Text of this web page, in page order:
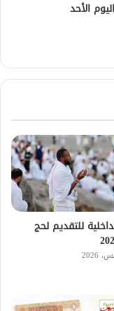
الأحد
للتقديم لحج